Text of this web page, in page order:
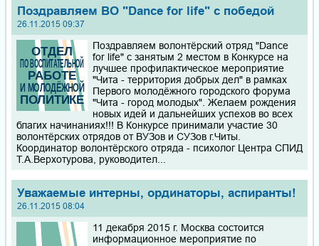
СЪЕЗД ХИРУРГОВ ЗАБАЙКАЛЬСКОГО КРАЯ», 29 - 30
октября 2026 года в г. Чита
Справки для поступления в ординатуру и получения
дополнительных баллов за индивидуальные достижения,
такие как участие в добровольческой (волонтерской)
деятельности в сфере охраны здоровья, по учету
волонтерской деятельности, связанной с осуществлением
мероприятий по профилактике, лечению и диагностике
Ковида, а также характеристики по творческой и
общественной деятельности вы сможете получить в
Отделе по воспитательной работе и молодежной
политике, кабинет № 318 с 13 июля по 30 июля 2026 года
в рабочие дни с 9.00 до 17.30.
Приглашаем школьников 9–10 классов из районов
Забайкальского края на онлайн-обучение по химии и
биологии. Курсы подойдут тем, кто только готовится к ОГЭ
или ЕГЭ, а также тем, кто уже имеет прочные знания и
стремится выйти на новый уровень.
Поздравляем ВО "Dance for life" с победой
26.11.2015 09:37
Поздравляем волонтёрский отряд "Dance
for life" с занятым 2 местом в Конкурсе на
лучшее профилактическое мероприятие
"Чита - территория добрых дел" в рамках
Первого молодёжного городского форума
"Чита - город молодых". Желаем рождения
новых идей и дальнейших успехов во всех
благих начинаниях!!! В Конкурсе принимали участие 30
волонтёрских отрядов от ВУЗов и СУЗов г.Читы.
Координатор волонтёрского отряда - психолог Центра СПИД
Т.А.Верхотурова, руководител...
Уважаемые интерны, ординаторы, аспиранты!
26.11.2015 08:04
11 декабря 2015 г. Москва состоится
информационное мероприятие по